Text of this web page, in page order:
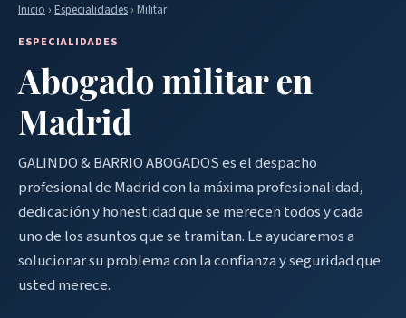
Inicio › Especialidades › Militar
ESPECIALIDADES
Abogado militar en
Madrid
GALINDO & BARRIO ABOGADOS es el despacho
profesional de Madrid con la máxima profesionalidad,
dedicación y honestidad que se merecen todos y cada
uno de los asuntos que se tramitan. Le ayudaremos a
solucionar su problema con la confianza y seguridad que
usted merece.